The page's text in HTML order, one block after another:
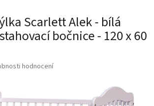
Scarlett Alek - bílá
bočnice - 120 x 60
hodnocení